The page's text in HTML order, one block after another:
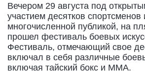
Вечером 29 августа под
участием десятков спортсменов
многочисленной публикой, на
прошел фестиваль боевых
Фестиваль, отмечающий свое
включал в себя различные
включая тайский бокс и ММА.